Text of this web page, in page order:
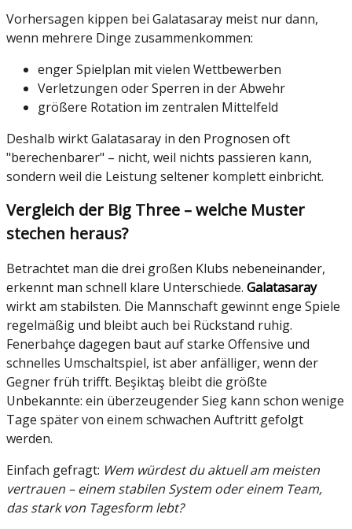
Vorhersagen kippen bei Galatasaray meist nur dann,
wenn mehrere Dinge zusammenkommen:
enger Spielplan mit vielen Wettbewerben
Verletzungen oder Sperren in der Abwehr
größere Rotation im zentralen Mittelfeld
Deshalb wirkt Galatasaray in den Prognosen oft
"berechenbarer" – nicht, weil nichts passieren kann,
sondern weil die Leistung seltener komplett einbricht.
Vergleich der Big Three – welche Muster
stechen heraus?
Betrachtet man die drei großen Klubs nebeneinander,
erkennt man schnell klare Unterschiede. Galatasaray
wirkt am stabilsten. Die Mannschaft gewinnt enge Spiele
regelmäßig und bleibt auch bei Rückstand ruhig.
Fenerbahçe dagegen baut auf starke Offensive und
schnelles Umschaltspiel, ist aber anfälliger, wenn der
Gegner früh trifft. Beşiktaş bleibt die größte
Unbekannte: ein überzeugender Sieg kann schon wenige
Tage später von einem schwachen Auftritt gefolgt
werden.
Einfach gefragt: Wem würdest du aktuell am meisten
vertrauen – einem stabilen System oder einem Team,
das stark von Tagesform lebt?